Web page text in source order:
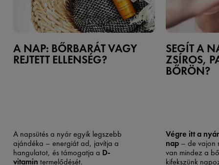
A NAP: BŐRBARÁT VAGY
REJTETT ELLENSÉG?
A napsütés a nyár egyik legszebb
ajándéka – energiát ad, javítja a
hangulatot, és támogatja a D-
vitamin termelődését.
SEGÍT A
ZSÍROS,
BŐRÖN?
Végre itt a
nap– de vajon
van mindez a
kifekszünk